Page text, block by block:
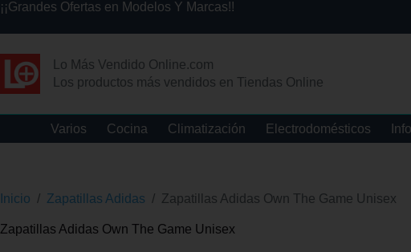
¡¡Grandes Ofertas en Modelos Y Marcas!!
Lo Más Vendido Online.com
Los productos más vendidos en Tiendas Online
Varios Cocina Climatización Electrodomésticos
Inicio / Zapatillas Adidas / Zapatillas Adidas Own The Game Unisex
Zapatillas Adidas Own The Game Unisex